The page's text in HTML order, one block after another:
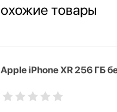
товары
Apple iPhone XR 256 ГБ